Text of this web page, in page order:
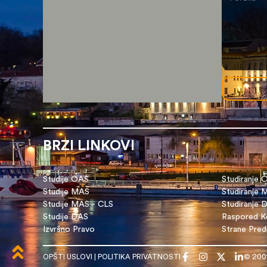
BRZI LINKOVI
Studije OAS
Studije MAS
Studije MAS - CLS
Studije DAS
Izvršno Pravo
Studiranje
Studiranje
Studiranje
Raspored
Strane
OPŠTI USLOVI POLITIKA PRIVATNOSTI ©